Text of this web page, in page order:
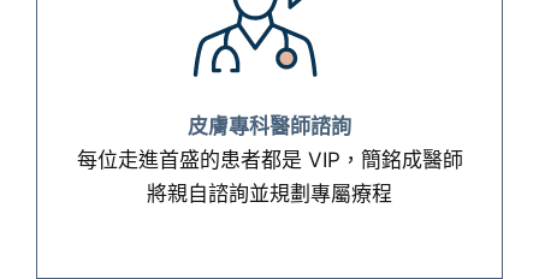
皮膚專科醫師諮詢
每位走進首盛的患者都是 VIP，簡銘成醫師
將親自諮詢並規劃專屬療程
皮膚專科醫師諮詢
每位走進首盛的患者都是 VIP，簡銘成醫師
將親自諮詢並規劃專屬療程